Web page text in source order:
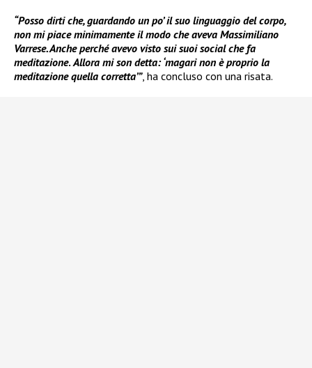
“Posso dirti che, guardando un po’ il suo linguaggio del corpo,
non mi piace minimamente il modo che aveva Massimiliano
Varrese. Anche perché avevo visto sui suoi social che fa
meditazione. Allora mi son detta: ‘magari non è proprio la
meditazione quella corretta’”, ha concluso con una risata.